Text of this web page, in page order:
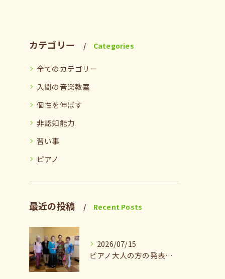
カテゴリー Categories
全てのカテゴリー
入間の音楽教室
個性を伸ばす
非認知能力
習い事
ピアノ
最近の投稿 Recent Posts
2026/07/15
ピアノ大人の方の発表会兼ねたお茶会🎵